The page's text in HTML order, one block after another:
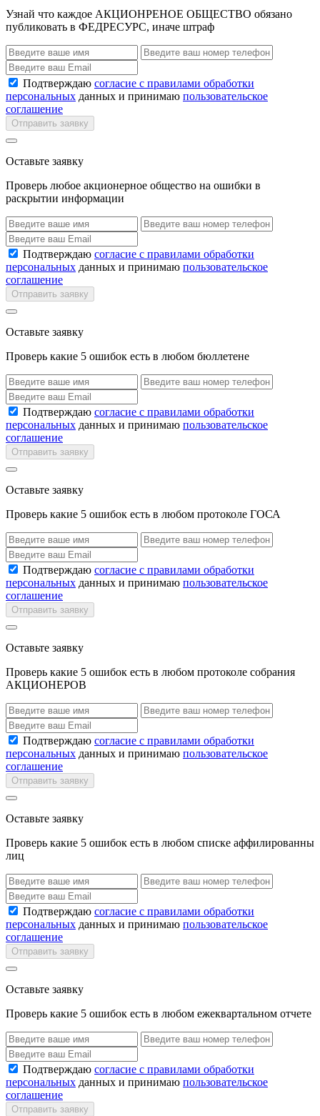
Узнай что каждое АКЦИОНРЕНОЕ ОБЩЕСТВО обязано
публиковать в ФЕДРЕСУРС, иначе штраф
Подтверждаю согласие с правилами обработки
персональных данных и принимаю пользовательское
соглашение
Отправить заявку
Оставьте заявку
Проверь любое акционерное общество на ошибки в
раскрытии информации
Подтверждаю согласие с правилами обработки
персональных данных и принимаю пользовательское
соглашение
Отправить заявку
Оставьте заявку
Проверь какие 5 ошибок есть в любом бюллетене
Подтверждаю согласие с правилами обработки
персональных данных и принимаю пользовательское
соглашение
Отправить заявку
Оставьте заявку
Проверь какие 5 ошибок есть в любом протоколе ГОСА
Подтверждаю согласие с правилами обработки
персональных данных и принимаю пользовательское
соглашение
Отправить заявку
Оставьте заявку
Проверь какие 5 ошибок есть в любом протоколе собрания
АКЦИОНЕРОВ
Подтверждаю согласие с правилами обработки
персональных данных и принимаю пользовательское
соглашение
Отправить заявку
Оставьте заявку
Проверь какие 5 ошибок есть в любом списке аффилированны
лиц
Подтверждаю согласие с правилами обработки
персональных данных и принимаю пользовательское
соглашение
Отправить заявку
Оставьте заявку
Проверь какие 5 ошибок есть в любом ежеквартальном отчете
Подтверждаю согласие с правилами обработки
персональных данных и принимаю пользовательское
соглашение
Отправить заявку